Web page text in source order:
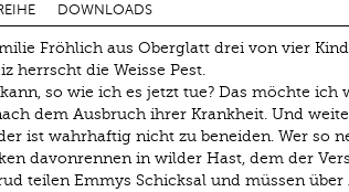
DOWNLOADS
Fröhlich aus Oberglatt drei von vier
herrscht die ­Weisse Pest.
so wie ich es jetzt tue? Das möchte ich
dem Ausbruch ihrer Krankheit. Und
ist wahrhaftig nicht zu beneiden. Wer so
davonrennen in wilder Hast, dem der
teilen Emmys Schicksal und müssen